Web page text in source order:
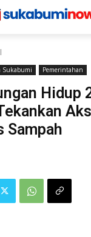
Sukabumi Pemerintahan
Hidup
Sampah